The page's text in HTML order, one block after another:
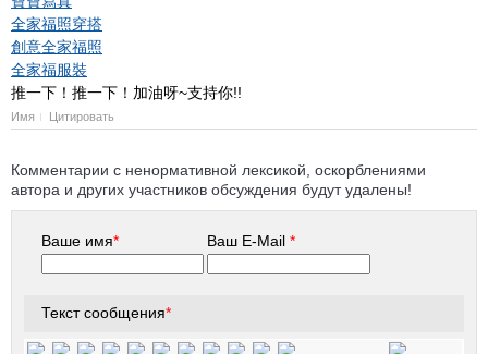
全家福照穿搭
創意全家福照
全家福服裝
推一下！推一下！加油呀~支持你!!
Имя Цитировать
Комментарии с ненормативной лексикой, оскорблениями
автора и других участников обсуждения будут удалены!
Ваше имя* Ваш E-Mail*
Текст сообщения*